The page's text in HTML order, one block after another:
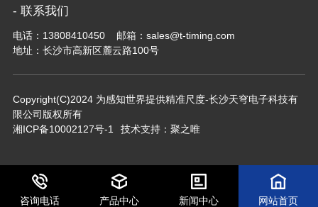
- 联系我们
电话：13808410450 邮箱：sales@t-timing.com
地址：长沙市高新区麓云路100号
Copyright(C)2024 为感知世界提供精准尺度-长沙天穹电子科技有
限公司版权所有
湘ICP备10002127号-1
技术支持：聚之唯
咨询电话 产品中心 新闻中心 网站首页